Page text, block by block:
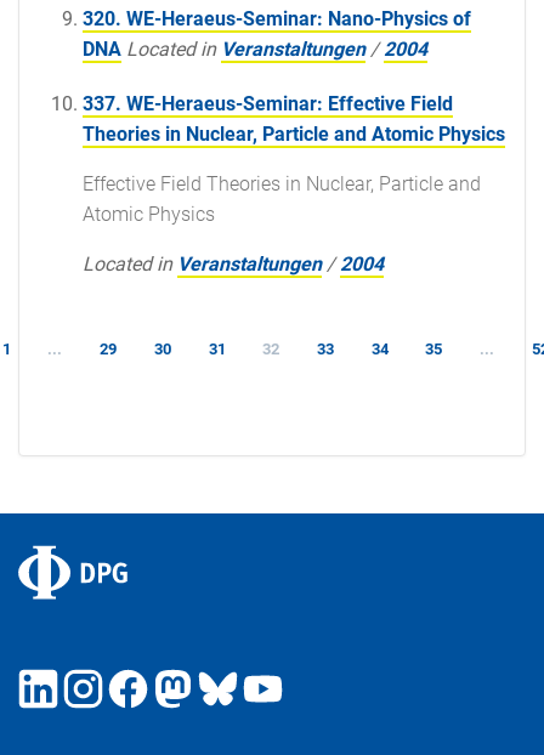
320. WE-Heraeus-Seminar: Nano-Physics of
DNA Located in Veranstaltungen /2004
337. WE-Heraeus-Seminar: Effective Field
Theories in Nuclear, Particle and Atomic Physics
Effective Field Theories in Nuclear, Particle and
Atomic Physics
Located in Veranstaltungen /2004
1 ... 29 30 31 32 33 34 35 ...